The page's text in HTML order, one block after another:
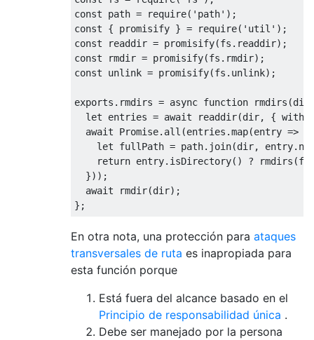
const path = require( 'path' );
const
{ promisify } = require( 'util' );
const readdir = promisify(fs . readdir);
const rmdir = promisify(fs . rmdir);
const unlink = promisify(fs . unlink);
exports . rmdirs = async function rmdirs (dir
let entries = await readdir(dir, {
await
Promise. all (entries .map(entry =>
let fullPath = path. join(dir, entry.
return entry. isDirectory() ? rmdirs (
}));
await rmdir(dir);
};
En otra nota, una protección para ataques
transversales de ruta es inapropiada para
esta función porque
Está fuera del alcance basado en el
Principio de responsabilidad única .
Debe ser manejado por la persona